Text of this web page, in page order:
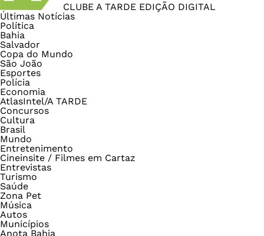
CLUBE A TARDE EDIÇÃO DIGITAL
Últimas Notícias
Política
Bahia
Salvador
Copa do Mundo
São João
Esportes
Polícia
Economia
AtlasIntel/A TARDE
Concursos
Cultura
Brasil
Mundo
Entretenimento
Cineinsite / Filmes em Cartaz
Entrevistas
Turismo
Saúde
Zona Pet
Música
Autos
Municípios
Anota Bahia